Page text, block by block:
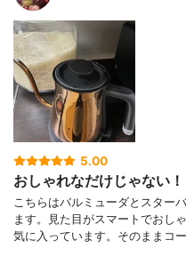
5.00
おしゃれなだけじゃない！
こちらはバルミューダとスター
ます。見た目がスマートでおし
気に入っています。そのままコ